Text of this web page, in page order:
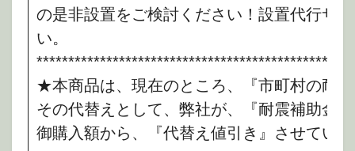
の是非設置をご検討ください！設置代行サ
い。
★本商品は、現在のところ、『市町村の耐
その代替えとして、弊社が、『耐震補助金
御購入額から、『代替え値引き』させてい